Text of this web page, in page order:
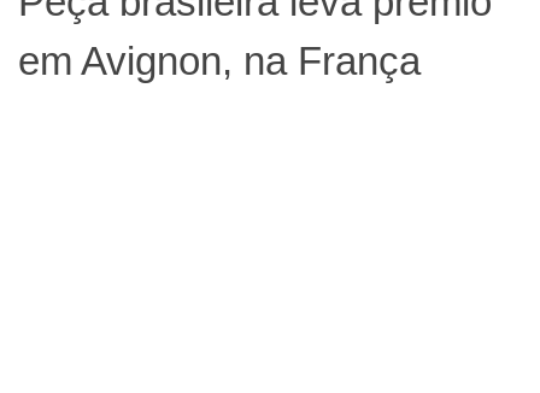
em Avignon, na França